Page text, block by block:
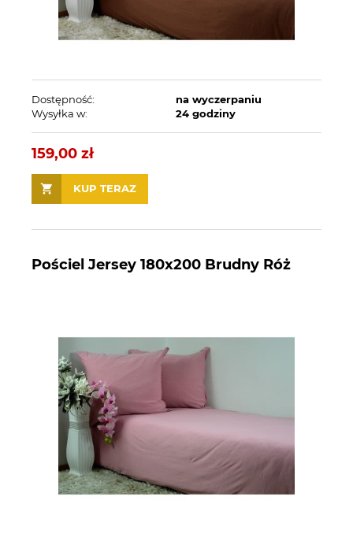
Dostępność:
na wyczerpaniu
Wysyłka w:
24 godziny
159,00 zł
KUP TERAZ
Pościel Jersey 180x200 Brudny Róż